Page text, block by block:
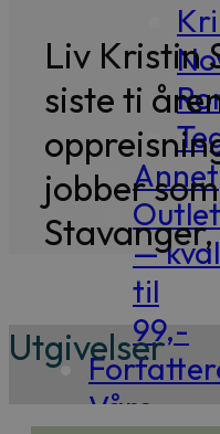
Annet
Outlet
—
til
99,-
Våre
Liv Kristin
siste ti
jobber
Utgivelser